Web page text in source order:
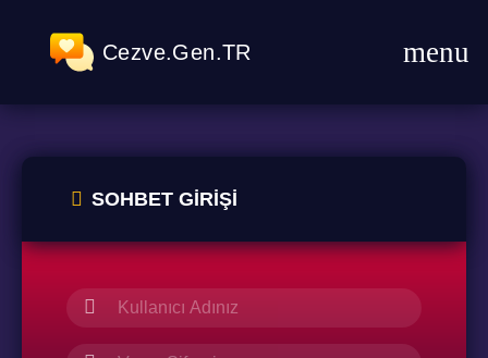
Cezve.Gen.TR
SOHBET GIRIŞI